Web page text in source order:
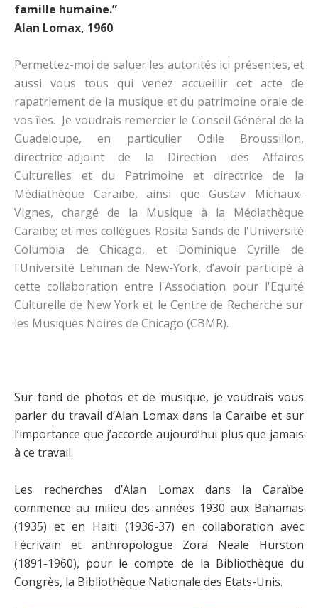
famille humaine.”
Alan Lomax, 1960
Permettez-moi de saluer les autorités ici présentes, et
aussi vous tous qui venez accueillir cet acte de
rapatriement de la musique et du patrimoine orale de
vos îles. Je voudrais remercier le Conseil Général de la
Guadeloupe, en particulier Odile Broussillon,
directrice-adjoint de la Direction des Affaires
Culturelles et du Patrimoine et directrice de la
Médiathèque Caraïbe, ainsi que Gustav Michaux-
Vignes, chargé de la Musique à la Médiathèque
Caraïbe; et mes collègues Rosita Sands de l'Université
Columbia de Chicago, et Dominique Cyrille de
l'Université Lehman de New-York, d’avoir participé à
cette collaboration entre l'Association pour l'Equité
Culturelle de New York et le Centre de Recherche sur
les Musiques Noires de Chicago (CBMR).
Sur fond de photos et de musique, je voudrais vous
parler du travail d’Alan Lomax dans la Caraïbe et sur
l’importance que j’accorde aujourd’hui plus que jamais
à ce travail.
Les recherches d’Alan Lomax dans la Caraïbe
commence au milieu des années 1930 aux Bahamas
(1935) et en Haiti (1936-37) en collaboration avec
l'écrivain et anthropologue Zora Neale Hurston
(1891-1960), pour le compte de la Bibliothèque du
Congrès, la Bibliothèque Nationale des Etats-Unis.